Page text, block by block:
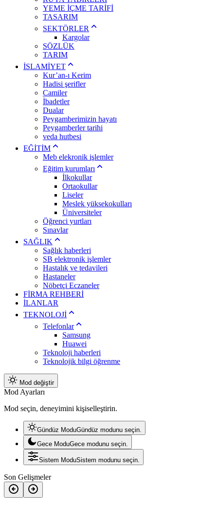
YEME İÇME TARİFİ
TASARIM
SEKTÖRLER
Kargolar
SÖZLÜK
TARIM
İSLAMİYET
Kur’an-ı Kerim
Hadisi şerifler
Camiler
İbadetler
Dualar
Peygamberimizin hayatı
Peygamberler tarihi
veda hutbesi
EĞİTİM
Meb elekronik işlemler
Eğitim kurumları
İlkokullar
Ortaokullar
Liseler
Meslek yüksekokulları
Üniversiteler
Öğrenci yurtları
Sınavlar
SAĞLIK
Sağlık haberleri
SB elektronik işlemler
Hastalık ve tedavileri
Hastaneler
Nöbetçi Eczaneler
FİRMA REHBERİ
İLANLAR
TEKNOLOJİ
Telefonlar
Samsung
Huawei
Teknoloji haberleri
Teknolojik bilgi öğrenme
Mod değiştir
Mod Ayarları
Mod seçin, deneyimini kişiselleştirin.
Gündüz ModuGündüz modunu seçin.
Gece ModuGece modunu seçin.
Sistem ModuSistem modunu seçin.
Son Gelişmeler